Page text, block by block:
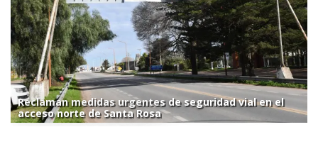
Reclaman medidas urgentes de seguridad vial en el
acceso norte de Santa Rosa